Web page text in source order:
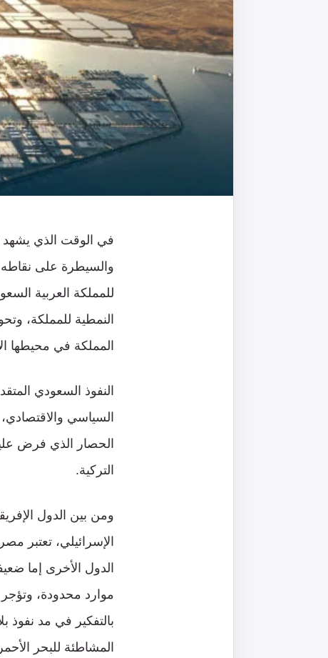
في الوقت الذي يشهد
والسيطرة على نقاطه
للمملكة العربية
النمطية للمملكة،
المملكة في محيطها
النفوذ السعودي
السياسي
الحصار الذي فرض
التركية.
الإسرائيلي، تعتبر
الدول الأخرى إما
موارد محدودة،
بالتفكير في مد نفوذ
المشاطئة للبحر